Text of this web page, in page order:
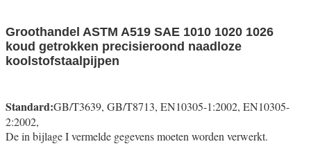
Groothandel ASTM A519 SAE 1010 1020 1026
koud getrokken precisieroond naadloze
koolstofstaalpijpen
Standard:GB/T3639, GB/T8713, EN10305-1:2002, EN10305-
2:2002,
De in bijlage I vermelde gegevens moeten worden verwerkt.